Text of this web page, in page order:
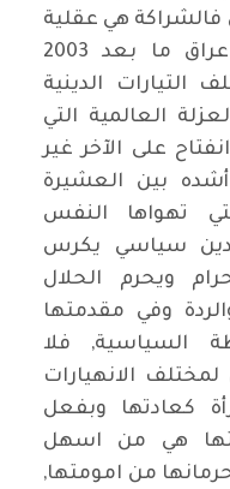
فالشراكة هي عقلية
مقترنة بزمن مقبول. وفي عراق ما بعد 2003
الدينية
العالمية التي
على الآخر غير
بين العشيرة
تهواها النفس
سياسي يكرس
ويحرم الحلال
وفي مقدمتها
السياسية, فلا
الانهيارات
كعادتها وبفعل
هي من اسهل
من امومتها,